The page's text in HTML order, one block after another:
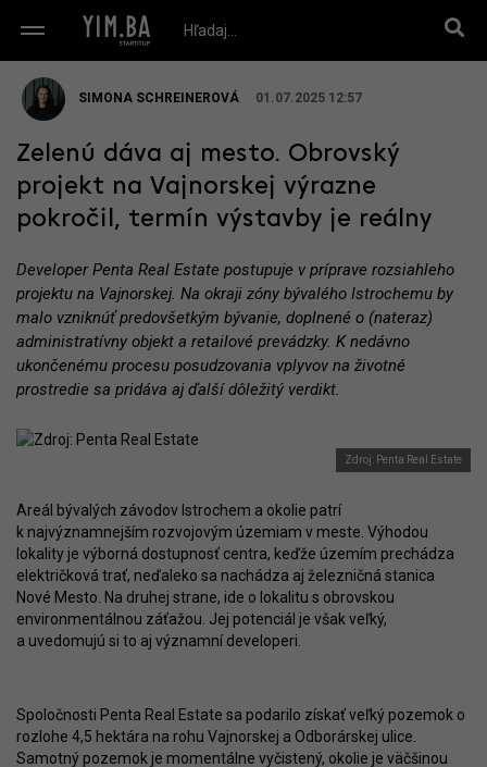
SIMONA SCHREINEROVÁ 01.07.2025 12:57
Zelenú dáva aj mesto. Obrovský
projekt na Vajnorskej výrazne
pokročil, termín výstavby je reálny
Developer Penta Real Estate postupuje v príprave rozsiahleho
projektu na Vajnorskej. Na okraji zóny bývalého Istrochemu by
malo vzniknúť predovšetkým bývanie, doplnené o (nateraz)
administratívny objekt a retailové prevádzky. K nedávno
ukončenému procesu posudzovania vplyvov na životné
prostredie sa pridáva aj ďalší dôležitý verdikt.
Zdroj: Penta Real Estate
Areál bývalých závodov Istrochem a okolie patrí
k najvýznamnejším rozvojovým územiam v meste. Výhodou
lokality je výborná dostupnosť centra, keďže územím prechádza
električková trať, neďaleko sa nachádza aj železničná stanica
Nové Mesto. Na druhej strane, ide o lokalitu s obrovskou
environmentálnou záťažou. Jej potenciál je však veľký,
a uvedomujú si to aj významní developeri.
Spoločnosti Penta Real Estate sa podarilo získať veľký pozemok o
rozlohe 4,5 hektára na rohu Vajnorskej a Odborárskej ulice.
Samotný pozemok je momentálne vyčistený, okolie je väčšinou